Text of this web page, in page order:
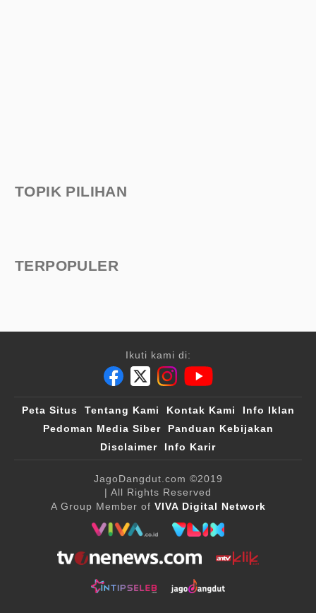
TOPIK PILIHAN
TERPOPULER
Ikuti kami di:
Peta Situs Tentang Kami Kontak Kami
Info Iklan
Pedoman Media Siber
Panduan Kebijakan
Disclaimer
Info Karir
JagoDangdut.com ©2019
| All Rights Reserved
A Group Member of VIVA Digital Network